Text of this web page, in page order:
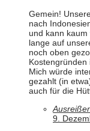
Gemein!
nach
und kann
lange auf
noch oben
Kostengründen
Mich würde
gezahlt (in
auch für die
9.